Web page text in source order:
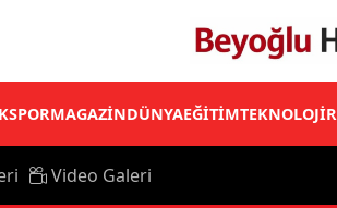
SPORMAGAZİNDÜNYAEĞİTİMTEKNOLOJİ
Video Galeri